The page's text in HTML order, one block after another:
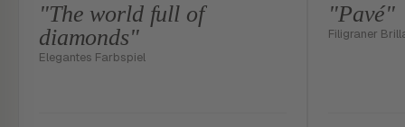
"The world full of
diamonds"
Elegantes Farbspiel
"Pavé"
Filigraner